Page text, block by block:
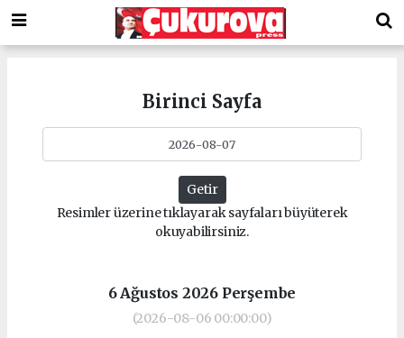
Birinci Sayfa
Getir
Resimler üzerine tıklayarak sayfaları büyüterek
okuyabilirsiniz.
6 Ağustos 2026 Perşembe
(2026-08-06 00:00:00)